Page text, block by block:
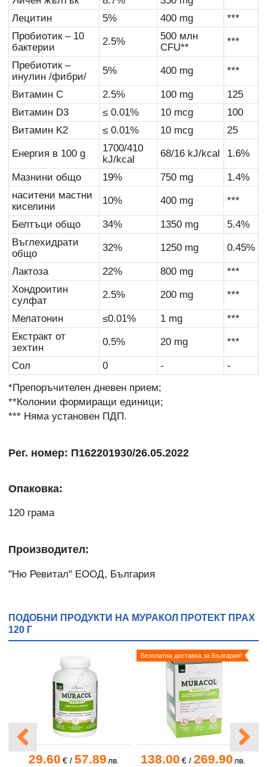
Лецитин
5% 400 mg
***
Пробиотик – 10
бактерии
2.5%
500 млн
CFU**
***
Пребиотик –
инулин /фибри/
5% 400 mg ***
Витамин С 2.5% 100 mg
125
Витамин D3
≤ 0.01% 10 mcg
100
Витамин K2
≤ 0.01% 10 mcg 25
Енергия в 100 g
1700/410
kJ/kcal
68/16 kJ/kcal 1.6%
Мазнини общо 19% 750 mg
1.4%
наситени мастни
киселини
10% 400 mg ***
Белтъци общо 34% 1350 mg
5.4%
Въглехидрати
общо
32% 1250 mg 0.45%
Лактоза 22% 800 mg
***
Хондроитин
сулфат
2.5% 200 mg ***
Мелатонин ≤0.01% 1 mg
***
Екстракт от
зехтин
0.5% 20 mg ***
Сол 0 -
-
*Препоръчителен дневен прием;
**Колонии формиращи единици;
*** Няма установен ПДП.
Рег. номер: П162201930/26.05.2022
Опаковка:
120 грама
Производител:
"Ню Ревитал" ЕООД, България
ПОДОБНИ ПРОДУКТИ НА МУРАКОЛ ПРОТЕКТ ПРАХ
120 Г
29.60 €/ 57.89 лв. 138.00 €/ 269.90 лв.
Безплатна доставка за България!